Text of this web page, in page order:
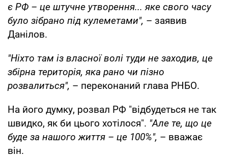
є РФ – це штучне утворення... яке свого часу
було зібрано під кулеметами", – заявив
Данілов.
"Ніхто там із власної волі туди не заходив, це
збірна територія, яка рано чи пізно
розвалиться", – переконаний глава РНБО.
На його думку, розвал РФ "відбудеться не так
швидко, як би цього хотілося". "Але те, що це
буде за нашого життя – це 100%", – вважає
він.